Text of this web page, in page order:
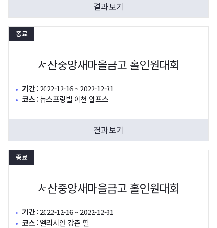
결과 보기
종료
서산중앙새마을금고 홀인원대회
기간: 2022-12-16 ~ 2022-12-31
코스:뉴스프링빌 이천 알프스
결과 보기
종료
서산중앙새마을금고 홀인원대회
기간: 2022-12-16 ~ 2022-12-31
코스: 엘리시안 강촌 힐